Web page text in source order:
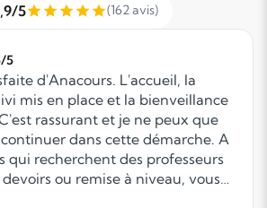
5
(162 avis)
5
d'Anacours. L'accueil, la
mis en place et la bienveillance
rassurant et je ne peux que
dans cette démarche. A
qui recherchent des professeurs
ou remise à niveau, vous
sur le professionnalisme